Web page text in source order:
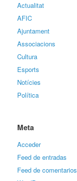
Actualitat
AFIC
Ajuntament
Associacions
Cultura
Esports
Notícies
Política
Meta
Acceder
Feed de entradas
Feed de comentarios